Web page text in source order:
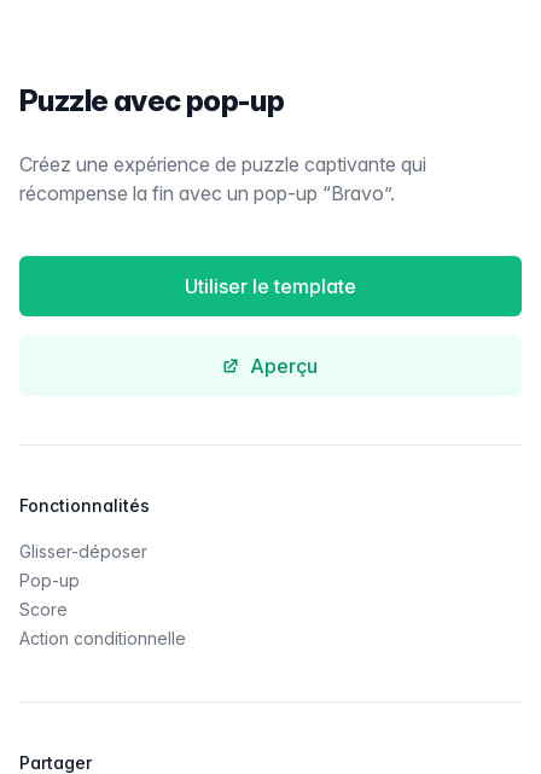
Puzzle avec pop-up
Créez une expérience de puzzle captivante qui
récompense la fin avec un pop-up “Bravo”.
Utiliser le template
Aperçu
Fonctionnalités
Glisser-déposer
Pop-up
Score
Action conditionnelle
Partager